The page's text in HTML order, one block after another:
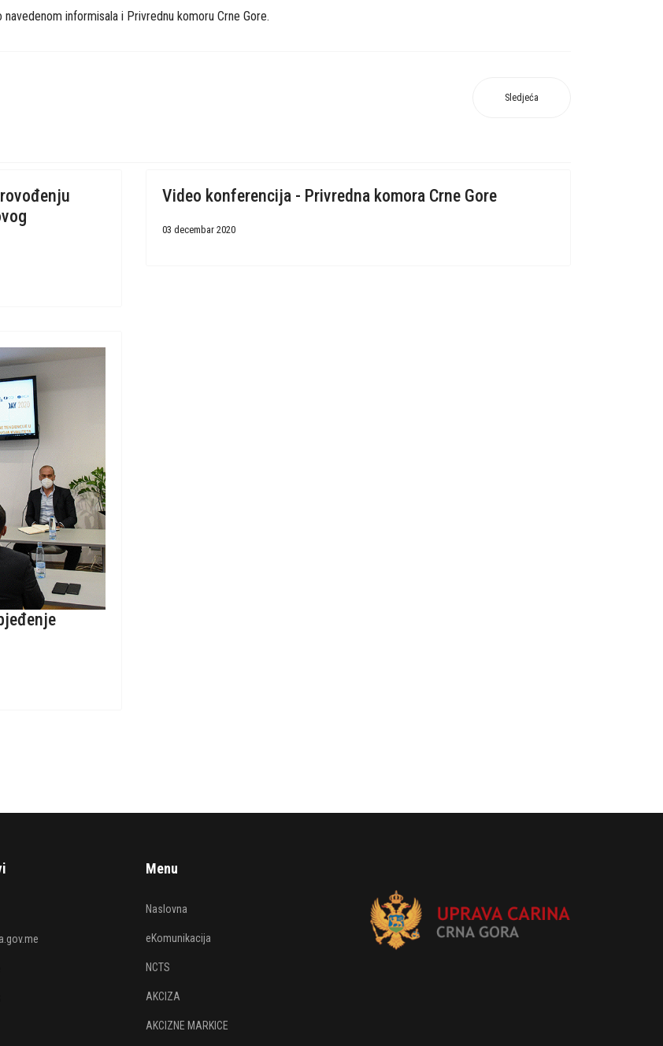
informisala i Privrednu komoru Crne Gore.
Sledjeća
Video konferencija - Privredna komora Crne Gore
03 decembar 2020
Menu
Naslovna
eKomunikacija
NCTS
AKCIZA
AKCIZNE MARKICE